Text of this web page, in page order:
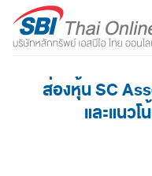
content
ส่องหุ้น SC
และแนว